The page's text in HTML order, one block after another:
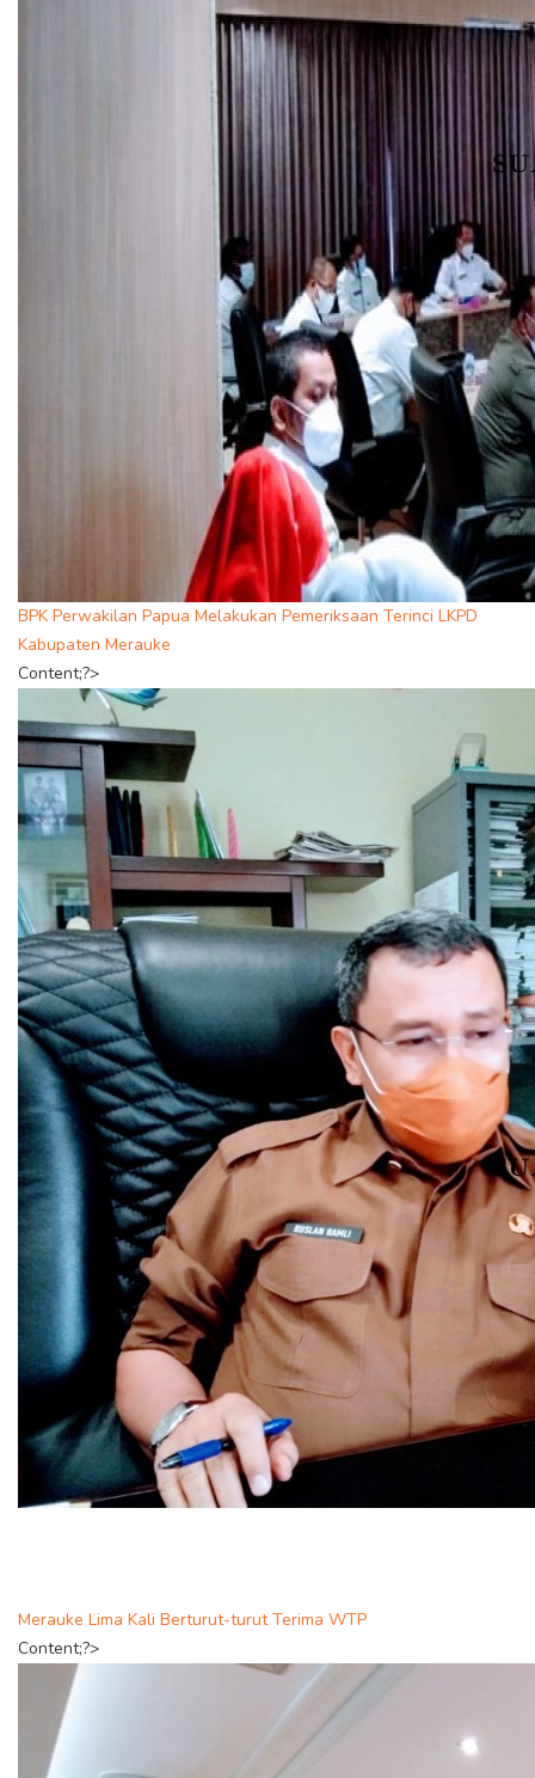
BPK Perwakilan Papua Melakukan Pemeriksaan Terinci LKPD
Kabupaten Merauke
Content;?>
Merauke Lima Kali Berturut-turut Terima WTP
Content;?>